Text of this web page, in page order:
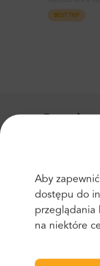
Aby
dostępu do
przeglądania
na niektóre
BEST TRIP
Lotnisko